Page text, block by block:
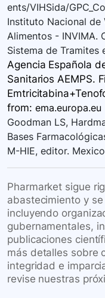
ents/VIHSida/
Instituto Nacional de
Alimentos - INVIMA.
Sistema de Tramites
Agencia Española
Sanitarios AEMPS.
from: ema.europa.eu
Goodman LS,
Bases
M-HIE, editor.
Pharmarket sigue
abastecimiento y
incluyendo
gubernamentales,
publicaciones
más detalles sobre
integridad e
revise nuestras